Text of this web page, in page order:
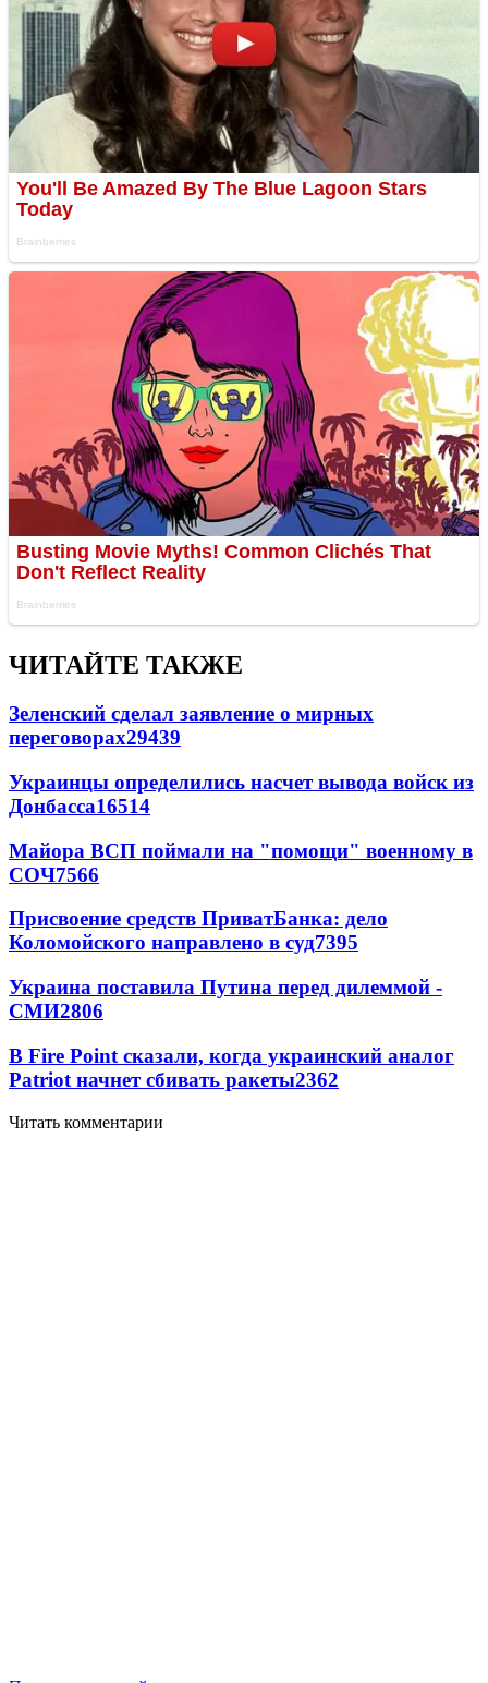
ЧИТАЙТЕ ТАКЖЕ
Зеленский сделал заявление о мирных
переговорах29439
Украинцы определились насчет вывода войск из
Донбасса16514
Майора ВСП поймали на "помощи" военному в
СОЧ7566
Присвоение средств ПриватБанка: дело
Коломойского направлено в суд7395
Украина поставила Путина перед дилеммой -
СМИ2806
В Fire Point сказали, когда украинский аналог
Patriot начнет сбивать ракеты2362
Читать комментарии